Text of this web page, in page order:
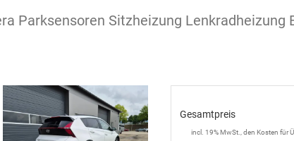
Parksensoren Sitzheizung Lenkradheizung
Gesamtpreis
incl. 19% MwSt., den Kosten für